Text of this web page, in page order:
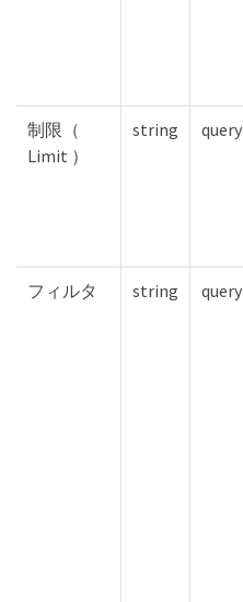
制限（
Limit ）
string query
フィルタ string query